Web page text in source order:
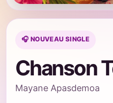
🎧 NOUVEAU SINGLE
Chanson
Mayane Apasdemoa